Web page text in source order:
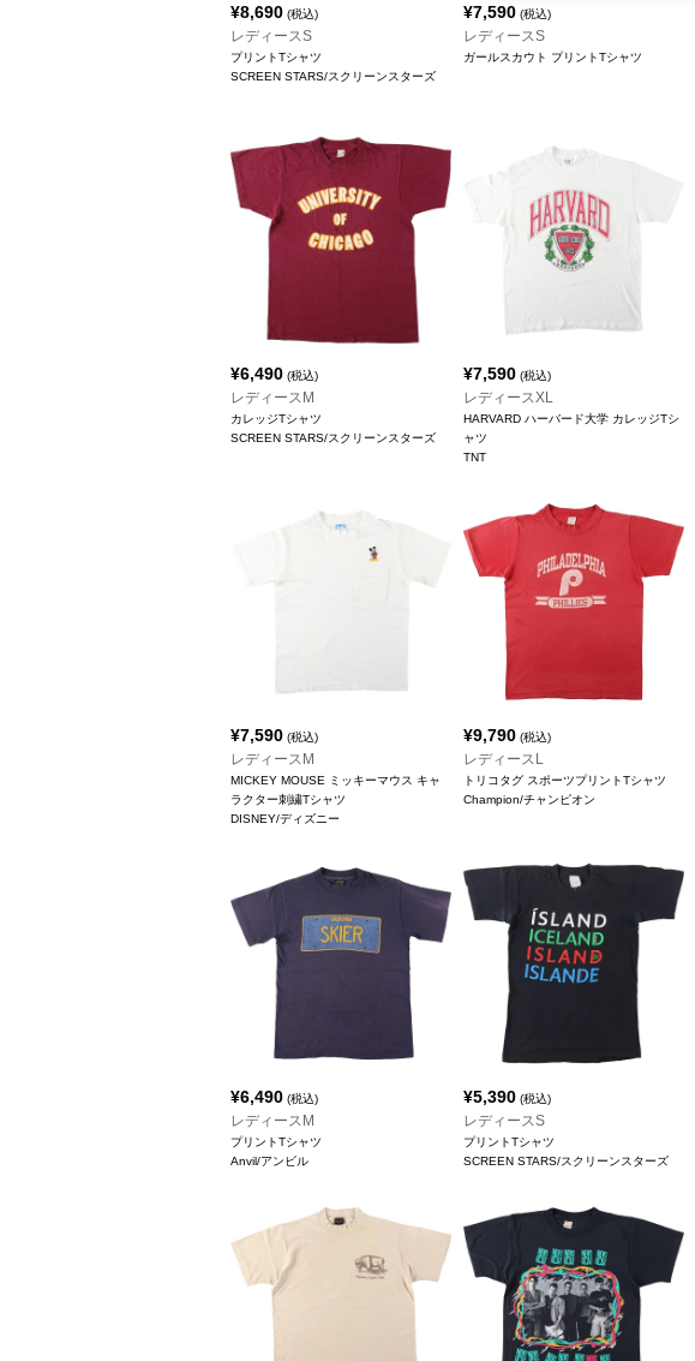
¥8,690 (税込)
レディースS
プリントTシャツ
SCREEN STARS/スクリーンスターズ
¥7,590 (税込)
レディースS
ガールスカウト プリントTシャツ
¥6,490 (税込)
レディースM
カレッジTシャツ
SCREEN STARS/スクリーンスターズ
¥7,590 (税込)
レディースXL
HARVARD ハーバード大学 カレッジTシ
ャツ
TNT
¥7,590 (税込)
レディースM
MICKEY MOUSE ミッキーマウス キャ
ラクター刺繍Tシャツ
DISNEY/ディズニー
¥9,790 (税込)
レディースL
トリコタグ スポーツプリントTシャツ
Champion/チャンピオン
¥6,490 (税込)
レディースM
プリントTシャツ
Anvil/アンビル
¥5,390 (税込)
レディースS
プリントTシャツ
SCREEN STARS/スクリーンスターズ